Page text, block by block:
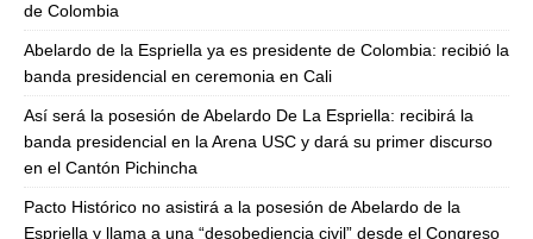
de Colombia
Abelardo de la Espriella ya es presidente de Colombia: recibió la
banda presidencial en ceremonia en Cali
Así será la posesión de Abelardo De La Espriella: recibirá la
banda presidencial en la Arena USC y dará su primer discurso
en el Cantón Pichincha
Pacto Histórico no asistirá a la posesión de Abelardo de la
Espriella y llama a una “desobediencia civil” desde el Congreso